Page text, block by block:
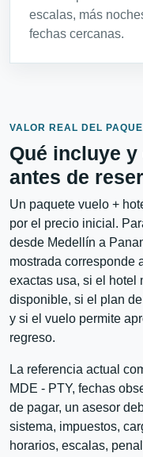
escalas, más
fechas cercanas.
VALOR REAL DEL
Qué incluye
antes de
Un paquete vuelo +
por el precio inicial.
desde Medellín a
mostrada corresponde
exactas usa, si el hotel
disponible, si el plan
y si el vuelo permite
regreso.
La referencia actual
MDE - PTY, fechas
de pagar, un asesor
sistema, impuestos,
horarios, escalas,